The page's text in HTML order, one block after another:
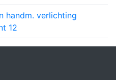
handm. verlichting
12